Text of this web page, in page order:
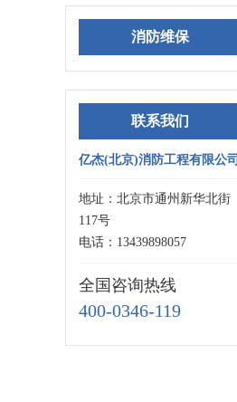
消防维保
联系我们
亿杰(北京)消防工程有限公司
地址：北京市通州新华北街
117号
电话：13439898057
全国咨询热线
400-0346-119